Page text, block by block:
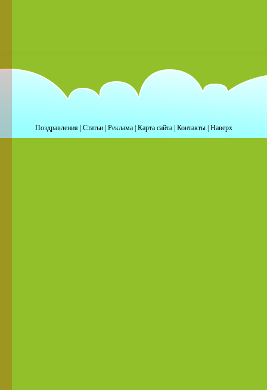
Поздравления| Статьи| Реклама| Карта сайта| Контакты| Наверх